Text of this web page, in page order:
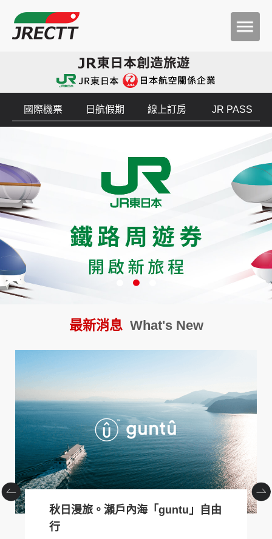
國際機票 日航假期 線上訂房 JR PASS
JR東日本鐵路周遊券
最新消息 What's New
秋日漫旅。瀨戶內海「guntu」自由
行